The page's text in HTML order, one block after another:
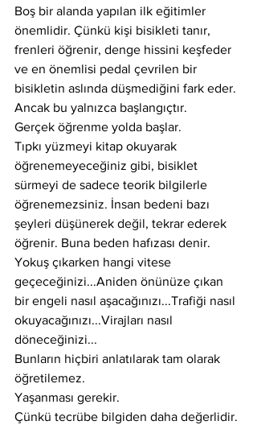
Boş bir alanda yapılan ilk eğitimler
önemlidir. Çünkü kişi bisikleti tanır,
frenleri öğrenir, denge hissini keşfeder
ve en önemlisi pedal çevrilen bir
bisikletin aslında düşmediğini fark eder.
Ancak bu yalnızca başlangıçtır.
Gerçek öğrenme yolda başlar.
Tıpkı yüzmeyi kitap okuyarak
öğrenemeyeceğiniz gibi, bisiklet
sürmeyi de sadece teorik bilgilerle
öğrenemezsiniz. İnsan bedeni bazı
şeyleri düşünerek değil, tekrar ederek
öğrenir. Buna beden hafızası denir.
Yokuş çıkarken hangi vitese
geçeceğinizi...Aniden önünüze çıkan
bir engeli nasıl aşacağınızı...Trafiği nasıl
okuyacağınızı...Virajları nasıl
döneceğinizi...
Bunların hiçbiri anlatılarak tam olarak
öğretilemez.
Yaşanması gerekir.
Çünkü tecrübe bilgiden daha değerlidir.